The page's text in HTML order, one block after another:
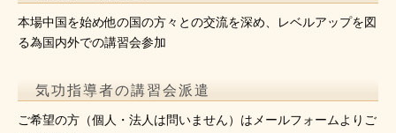
本場中国を始め他の国の方々との交流を深め、レベルアップを図
る為国内外での講習会参加
気功指導者の講習会派遣
ご希望の方（個人・法人は問いません）はメールフォームよりご